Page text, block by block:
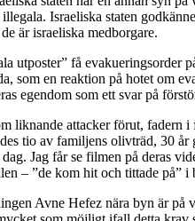
Israeliska staten
är israeliska medborgare.
utposter” få
som en reaktion på hotet om
egendom som ett svar på
attacker förut, fadern
tio av familjens olivträd, 30
Jag får se filmen på deras
– ”de kom hit och tittade på” i
Avne Hefez nära byn är